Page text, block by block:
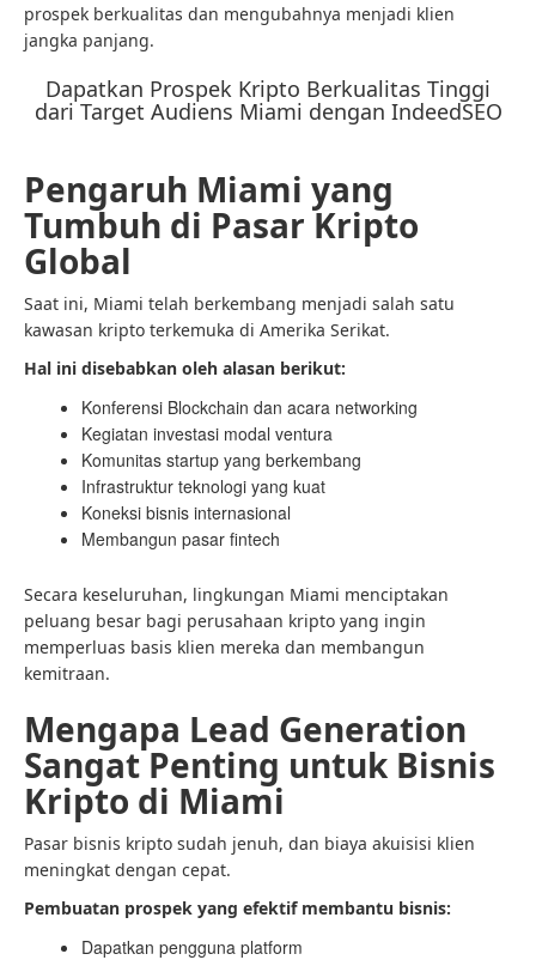
prospek berkualitas dan mengubahnya menjadi klien
jangka panjang.
Dapatkan Prospek Kripto Berkualitas Tinggi
dari Target Audiens Miami dengan IndeedSEO
Pengaruh Miami yang
Tumbuh di Pasar Kripto
Global
Saat ini, Miami telah berkembang menjadi salah satu
kawasan kripto terkemuka di Amerika Serikat.
Hal ini disebabkan oleh alasan berikut:
Konferensi Blockchain dan acara networking
Kegiatan investasi modal ventura
Komunitas startup yang berkembang
Infrastruktur teknologi yang kuat
Koneksi bisnis internasional
Membangun pasar fintech
Secara keseluruhan, lingkungan Miami menciptakan
peluang besar bagi perusahaan kripto yang ingin
memperluas basis klien mereka dan membangun
kemitraan.
Mengapa Lead Generation
Sangat Penting untuk Bisnis
Kripto di Miami
Pasar bisnis kripto sudah jenuh, dan biaya akuisisi klien
meningkat dengan cepat.
Pembuatan prospek yang efektif membantu bisnis:
Dapatkan pengguna platform